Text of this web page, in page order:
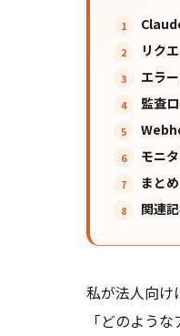
リク
エラ
監査
モニ
まとめ
関連
私が法人向け
「どのよう